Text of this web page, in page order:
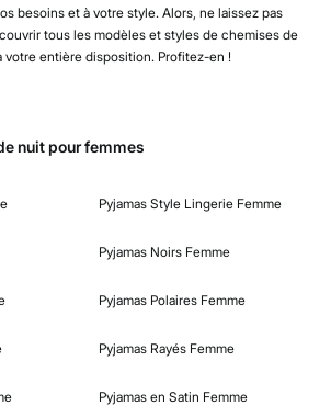
besoins et à votre style. Alors, ne laissez pas
tous les modèles et styles de chemises de
votre entière disposition. Profitez-en !
nuit pour femmes
Pyjamas Style Lingerie Femme
Pyjamas Noirs Femme
Pyjamas Polaires Femme
Pyjamas Rayés Femme
Pyjamas en Satin Femme